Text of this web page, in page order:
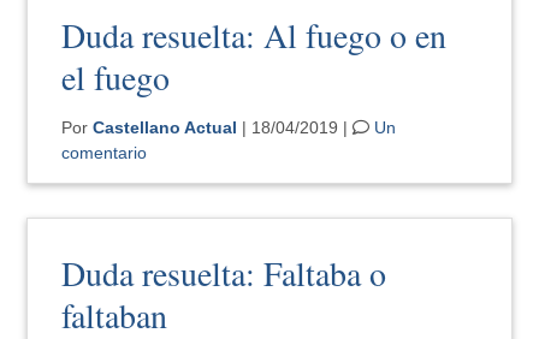
Duda resuelta: Al fuego o en
el fuego
PorCastellano Actual | 18/04/2019 |
Un
comentario
Duda resuelta: Faltaba o
faltaban